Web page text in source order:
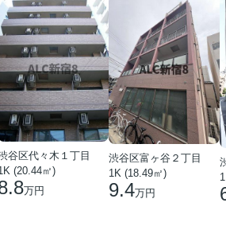
谷区代々木１丁目
(20.44㎡)
万円
渋谷区富ヶ谷２丁目
1K (18.49㎡)
9.4万円